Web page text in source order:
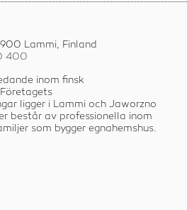
Lammi, Finland
400
inom finsk
ligger i Lammi och Jaworzno
består av professionella inom
som bygger egnahemshus.